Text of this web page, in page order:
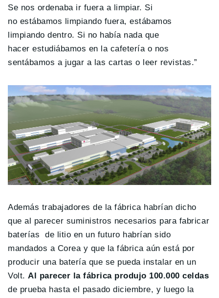
Se nos ordenaba ir fuera a limpiar. Si
no estábamos limpiando fuera, estábamos
limpiando dentro. Si no había nada que
hacer estudiábamos en la cafetería o nos
sentábamos a jugar a las cartas o leer revistas.”
Además trabajadores de la fábrica habrían dicho
que al parecer suministros necesarios para fabricar
baterías de litio en un futuro habrían sido
mandados a Corea y que la fábrica aún está por
producir una batería que se pueda instalar en un
Volt.Al parecer la fábrica produjo 100.000 celdas
de prueba hasta el pasado diciembre, y luego la